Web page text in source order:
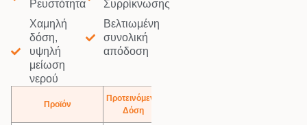
Ρευστότητα
Χαμηλή
δόση,
υψηλή
μείωση
νερού
Συρρίκνωσης
Βελτιωμένη
συνολική
απόδοση
Προϊόν
Προτεινόμενη
Δόση